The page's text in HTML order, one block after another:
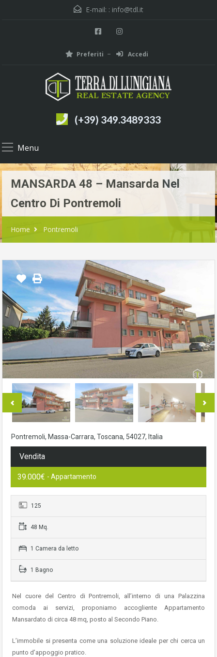
E-mail: : info@tdl.it
Preferiti Accedi
(+39) 349.3489333
Menu
MANSARDA 48 – Mansarda Nel
Centro Di Pontremoli
Home Pontremoli
Pontremoli, Massa-Carrara, Toscana, 54027, Italia
Vendita
39.000€ - Appartamento
125
48 Mq.
1 Camera da letto
1 Bagno
Nel cuore del Centro di Pontremoli, all’interno di una Palazzina
comoda ai servizi, proponiamo accogliente Appartamento
Mansardato di circa 48 mq, posto al Secondo Piano.
L’immobile si presenta come una soluzione ideale per chi cerca un
punto d’appoggio pratico.